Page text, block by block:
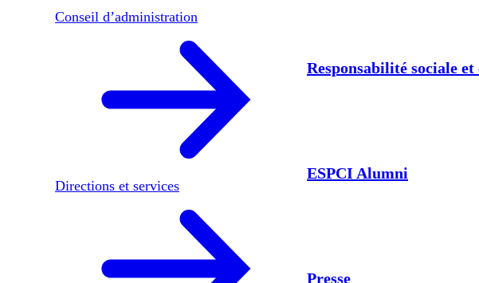
Conseil d’administration
Directions et services
Responsabilité sociale
ESPCI Alumni
Presse